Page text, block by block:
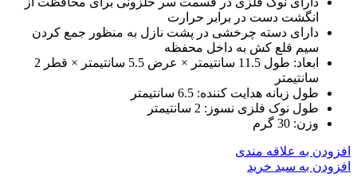
انگشت دست در برابر حرارت
دارای دسته چرخشی در پشت نازل به منظور جمع کردن
سیم قلع کش به داخل محفظه
ابعاد: طول 11.5 سانتیمتر × عرض 5.5 سانتیمتر × قطر 2
سانتیمتر
طول زبانه هدایت کننده: 6.5 سانتیمتر
طول نوک فلزی نسوز: 2 سانتیمتر
وزن: 30 گرم
افزودن به علاقه مندی
افزودن به سبد خرید